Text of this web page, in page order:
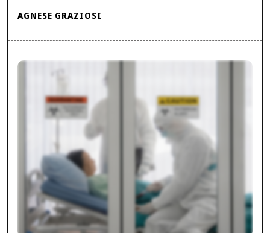
AGNESE GRAZIOSI